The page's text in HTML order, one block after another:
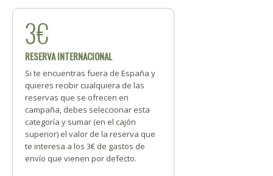
3€
RESERVA INTERNACIONAL
Si te encuentras fuera de España y
quieres recibir cualquiera de las
reservas que se ofrecen en
campaña, debes seleccionar esta
categoría y sumar (en el cajón
superior) el valor de la reserva que
te interesa a los 3€ de gastos de
envío que vienen por defecto.